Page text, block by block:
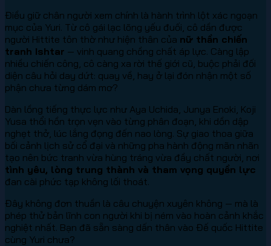
Điều giữ chân người xem chính là hành trình lột xác ngoạn
mục của Yuri. Từ cô gái lạc lõng yếu đuối, cô dần được
người Hittite tôn thờ như hiện thân của nữ thần chiến
tranh Ishtar — vinh quang chồng chất áp lực. Càng lập
nhiều chiến công, cô càng xa rời thế giới cũ, buộc phải đối
diện câu hỏi day dứt: quay về, hay ở lại đón nhận một số
phận chưa từng dám mơ?
Dàn lồng tiếng thực lực như Aya Uchida, Junya Enoki, Koji
Yusa thổi hồn trọn vẹn vào từng phân đoạn, khi dồn dập
nghẹt thở, lúc lắng đọng đến nao lòng. Sự giao thoa giữa
bối cảnh lịch sử cổ đại và những pha hành động mãn nhãn
tạo nên bức tranh vừa hùng tráng vừa đầy chất người, nơi
tình yêu, lòng trung thành và tham vọng quyền lực
đan cài phức tạp không lối thoát.
Đây không đơn thuần là câu chuyện xuyên không — mà là
phép thử bản lĩnh con người khi bị ném vào hoàn cảnh khắc
nghiệt nhất. Bạn đã sẵn sàng dấn thân vào Đế quốc Hittite
cùng Yuri chưa?